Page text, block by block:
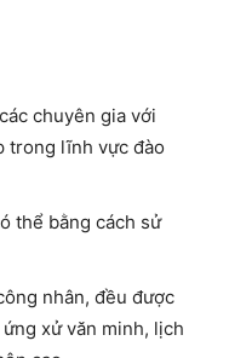
chuyên gia với
trong lĩnh vực đào
thể bằng cách sử
nhân, đều được
xử văn minh, lịch